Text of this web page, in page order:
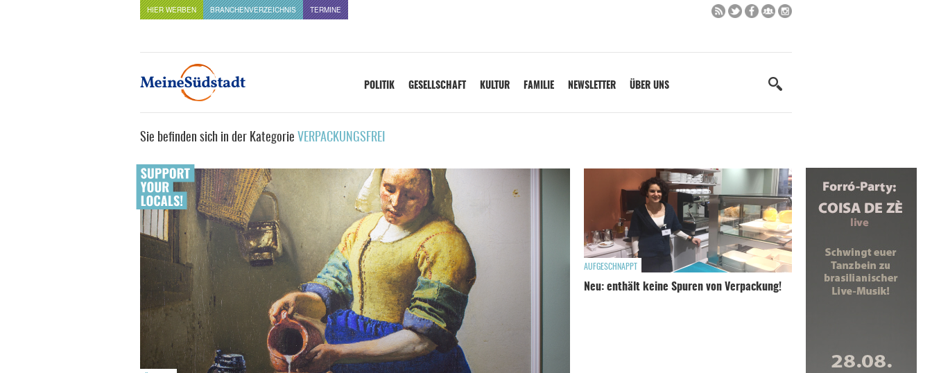
HIER WERBEN BRANCHENVERZEICHNIS TERMINE
POLITIK GESELLSCHAFT KULTUR FAMILIE NEWSLETTER ÜBER UNS
Sie befinden sich in der Kategorie VERPACKUNGSFREI
AUFGESCHNAPPT
Neu: enthält keine Spuren von Verpackung!